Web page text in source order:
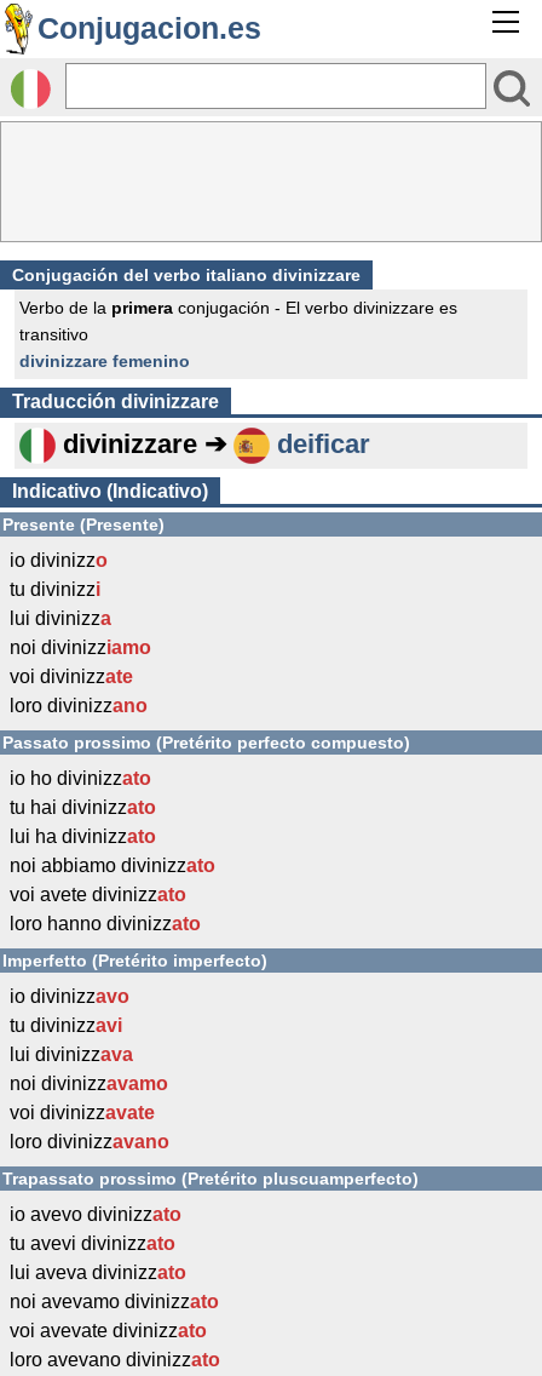
Conjugacion.es
Conjugación del verbo italiano divinizzare
Verbo de la primera conjugación - El verbo divinizzare es
transitivo
divinizzare femenino
Traducción divinizzare
divinizzare ➔ deificar
Indicativo (Indicativo)
Presente (Presente)
io divinizzo
tu divinizzi
lui divinizza
noi divinizziamo
voi divinizzate
loro divinizzano
Passato prossimo (Pretérito perfecto compuesto)
io ho divinizzato
tu hai divinizzato
lui ha divinizzato
noi abbiamo divinizzato
voi avete divinizzato
loro hanno divinizzato
Imperfetto (Pretérito imperfecto)
io divinizzavo
tu divinizzavi
lui divinizzava
noi divinizzavamo
voi divinizzavate
loro divinizzavano
Trapassato prossimo (Pretérito pluscuamperfecto)
io avevo divinizzato
tu avevi divinizzato
lui aveva divinizzato
noi avevamo divinizzato
voi avevate divinizzato
loro avevano divinizzato